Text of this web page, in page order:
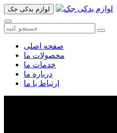
لوازم یدکی جک
صفحه اصلی
محصولات ما
خدمات ما
درباره ما
ارتباط با ما